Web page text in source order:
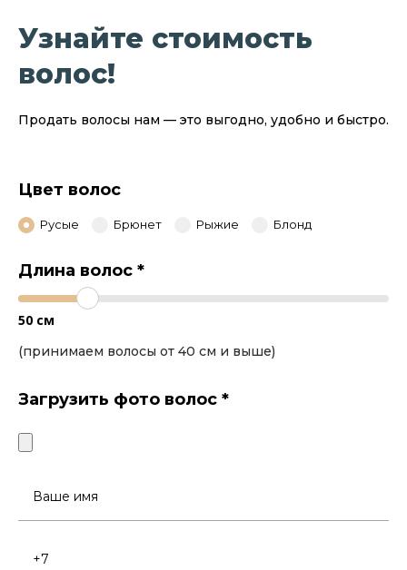
Узнайте стоимость
волос!
Продать волосы нам — это выгодно, удобно и быстро.
Цвет волос
Русые Брюнет Рыжие Блонд
Длина волос *
50 см
(принимаем волосы от 40 см и выше)
Загрузить фото волос *
Ваше
имя
Номер